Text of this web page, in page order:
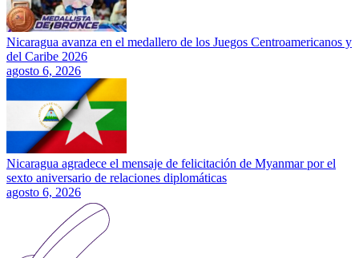
Nicaragua avanza en el medallero de los Juegos Centroamericanos y
del Caribe 2026
agosto 6, 2026
Nicaragua agradece el mensaje de felicitación de Myanmar por el
sexto aniversario de relaciones diplomáticas
agosto 6, 2026